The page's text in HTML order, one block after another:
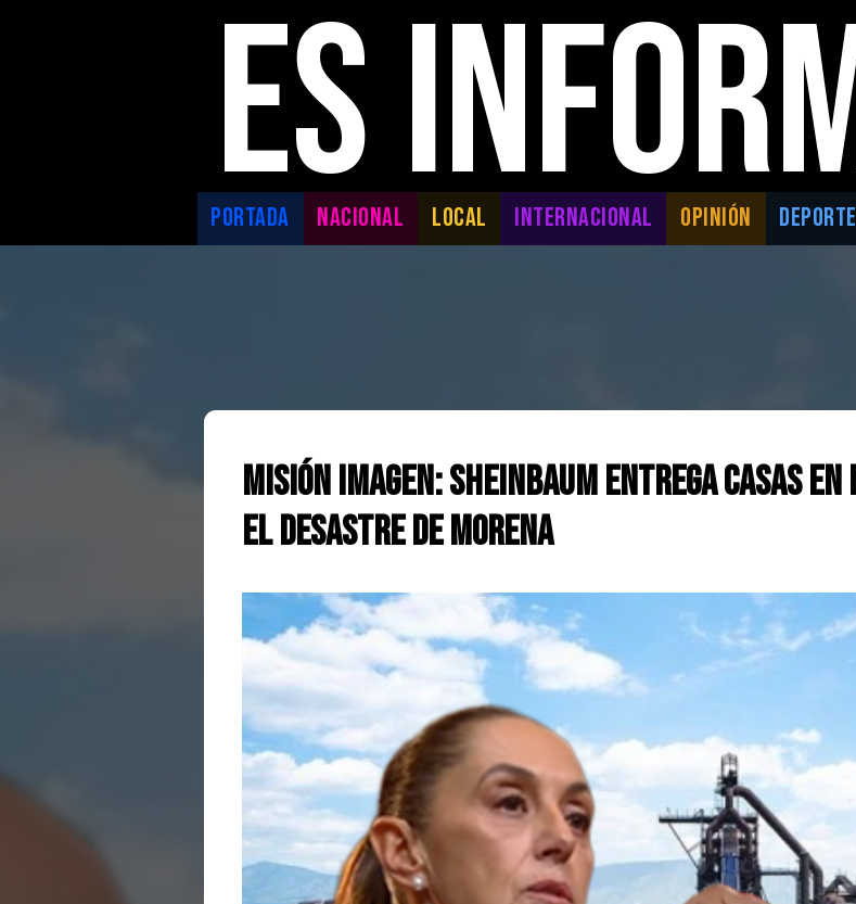
ES
PORTADA NACIONAL LOCAL INTERNACIONAL OPINIÓN
Misión imagen: Sheinbaum entrega casas
el desastre de Morena